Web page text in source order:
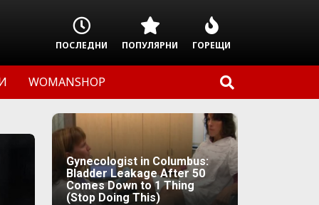
ПОСЛЕДНИ ПОПУЛЯРНИ ГОРЕЩИ
WOMANSHOP
Gynecologist in Columbus:
Bladder Leakage After 50
Comes Down to 1 Thing
(Stop Doing This)